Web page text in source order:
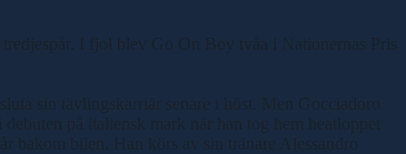
I fjol blev Go On Boy tvåa i Nationernas Pris
sin tävlingskarriär senare i höst. Men Gocciadoro
på italiensk mark när han tog hem heatloppet
bakom bilen. Han körs av sin tränare Alessandro